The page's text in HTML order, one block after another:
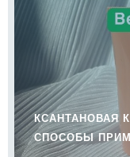
КСАНТАНОВАЯ
СПОСОБЫ